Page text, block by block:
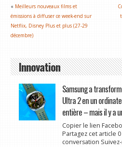
« Meilleurs nouveaux films et
émissions à diffuser ce week-end sur
Netflix, Disney Plus et plus (27-29
décembre)
Innovation
Samsung a
Ultra 2 en un
entière – mais il y a
Copier le lien
Partagez cet article
conversation